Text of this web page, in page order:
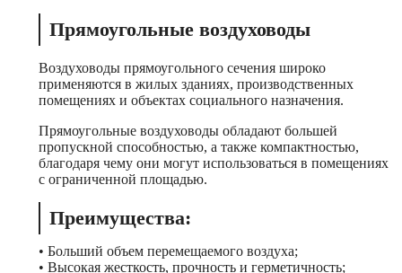
Прямоугольные воздуховоды
Воздуховоды прямоугольного сечения широко
применяются в жилых зданиях, производственных
помещениях и объектах социального назначения.
Прямоугольные воздуховоды обладают большей
пропускной способностью, а также компактностью,
благодаря чему они могут использоваться в помещениях
с ограниченной площадью.
Преимущества:
• Больший объем перемещаемого воздуха;
• Высокая жесткость, прочность и герметичность;